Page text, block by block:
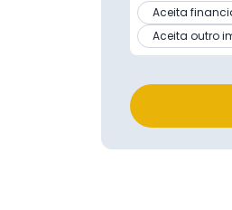
Aceita
Aceita outro